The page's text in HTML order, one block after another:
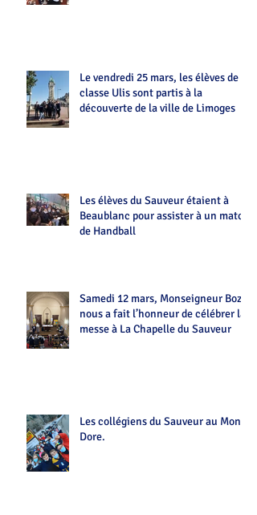
Le vendredi 25 mars, les élèves de la
classe Ulis sont partis à la
découverte de la ville de Limoges
Les élèves du Sauveur étaient à
Beaublanc pour assister à un match
de Handball
Samedi 12 mars, Monseigneur Bozo
nous a fait l’honneur de célébrer la
messe à La Chapelle du Sauveur
Les collégiens du Sauveur au Mont-
Dore.